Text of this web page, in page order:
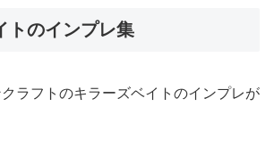
トのインプレ集
ラフトのキラーズベイトのインプレが